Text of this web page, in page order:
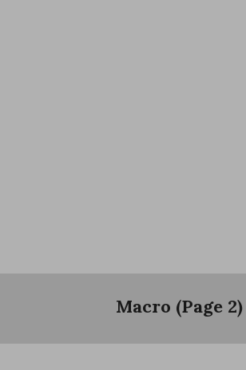
Macro (Page 2)